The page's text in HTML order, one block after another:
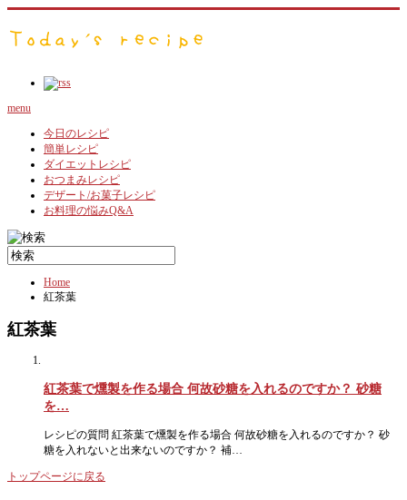
menu
今日のレシピ
簡単レシピ
ダイエットレシピ
おつまみレシピ
デザート/お菓子レシピ
お料理の悩みQ&A
Home
紅茶葉
紅茶葉
紅茶葉で燻製を作る場合 何故砂糖を入れるのですか？ 砂糖
を…
レシピの質問 紅茶葉で燻製を作る場合 何故砂糖を入れるのですか？ 砂
糖を入れないと出来ないのですか？ 補…
トップページに戻る